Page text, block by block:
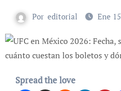
Por editorial Ene
Spread the love